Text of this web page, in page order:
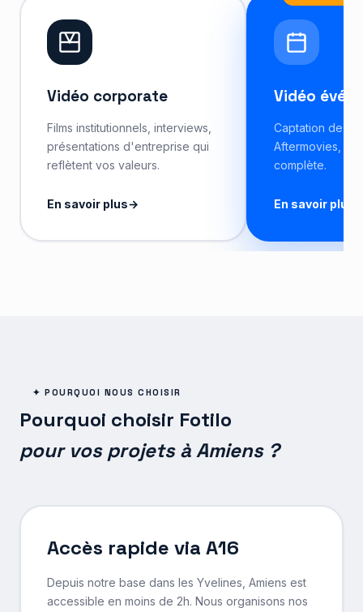
Vidéo corporate
Films institutionnels, interviews,
présentations d'entreprise qui
reflètent vos valeurs.
En savoir plus→
Vidéo
Captation de
Aftermovies,
complète.
En savoir plus
✦ POURQUOI NOUS CHOISIR
Pourquoi choisir Fotilo
pour vos projets à Amiens ?
Accès rapide via A16
Depuis notre base dans les Yvelines, Amiens est
accessible en moins de 2h. Nous organisons nos